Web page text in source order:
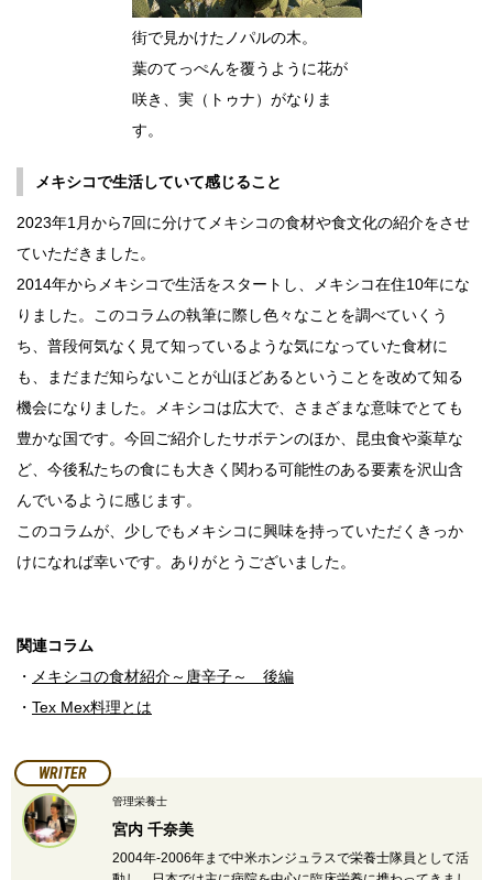
街で見かけたノパルの木。
葉のてっぺんを覆うように花が
咲き、実（トゥナ）がなりま
す。
メキシコで生活していて感じること
2023年1月から7回に分けてメキシコの食材や食文化の紹介をさせ
ていただきました。
2014年からメキシコで生活をスタートし、メキシコ在住10年にな
りました。このコラムの執筆に際し色々なことを調べていくう
ち、普段何気なく見て知っているような気になっていた食材に
も、まだまだ知らないことが山ほどあるということを改めて知る
機会になりました。メキシコは広大で、さまざまな意味でとても
豊かな国です。今回ご紹介したサボテンのほか、昆虫食や薬草な
ど、今後私たちの食にも大きく関わる可能性のある要素を沢山含
んでいるように感じます。
このコラムが、少しでもメキシコに興味を持っていただくきっか
けになれば幸いです。ありがとうございました。
関連コラム
・ メキシコの食材紹介～唐辛子～ 後編
・ Tex Mex料理とは
WRITER
管理栄養士
宮内 千奈美
2004年-2006年まで中米ホンジュラスで栄養士隊員として活